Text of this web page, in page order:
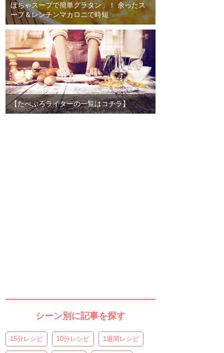
ぼちゃスープで簡単グラタン」！ 余ったス
ープ＆レンチンマカロニで時短
【たべぷろライターの一覧はコチラ】
シーン別に記事を探す
15分レシピ 10分レシピ 1週間レシピ